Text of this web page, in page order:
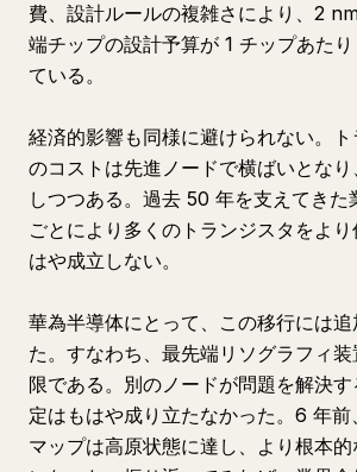
費、設計ルールの複雑さにより、2
端チップの設計予算が 1 チップあた
ている。
経済的影響も同様に避けられない。ト
のコストは先進ノードで横ばいとな
しつつある。過去 50 年を支えてきた
ごとにより多くのトランジスタをよ
はや成立しない。
華為半導体にとって、この移行には
た。すなわち、最先端リソグラフィ
限である。別のノードが問題を解決
定はもはや成り立たなかった。6 年前
マップは高原状態に達し、より根本